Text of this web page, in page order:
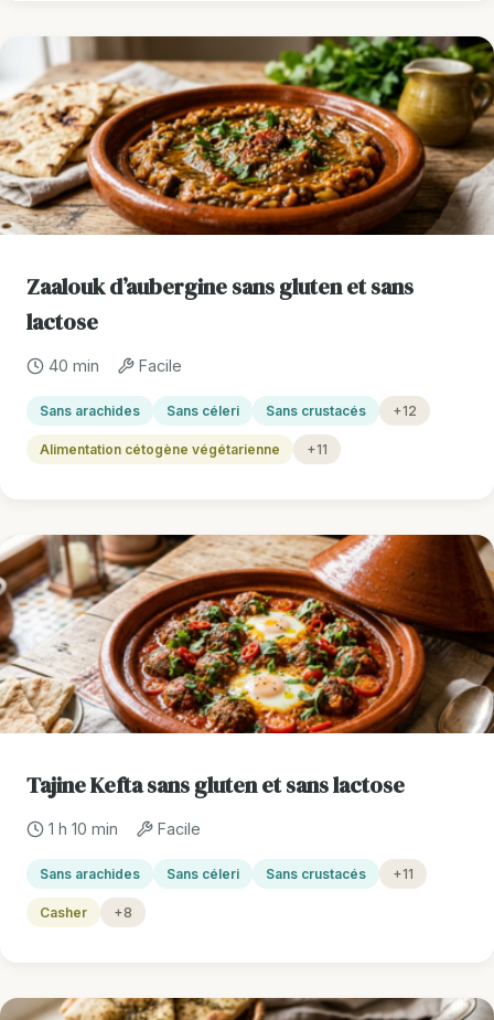
Zaalouk d’aubergine sans gluten et sans
lactose
40 min Facile
Sans arachides Sans céleri Sans crustacés +12
Alimentation cétogène végétarienne +11
Tajine Kefta sans gluten et sans lactose
1 h 10 min Facile
Sans arachides Sans céleri Sans crustacés +11
Casher +8